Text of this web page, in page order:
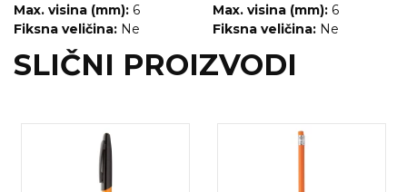
Max. visina (mm): 6
Fiksna veličina: Ne
Max. visina (mm): 6
Fiksna veličina: Ne
SLIČNI PROIZVODI